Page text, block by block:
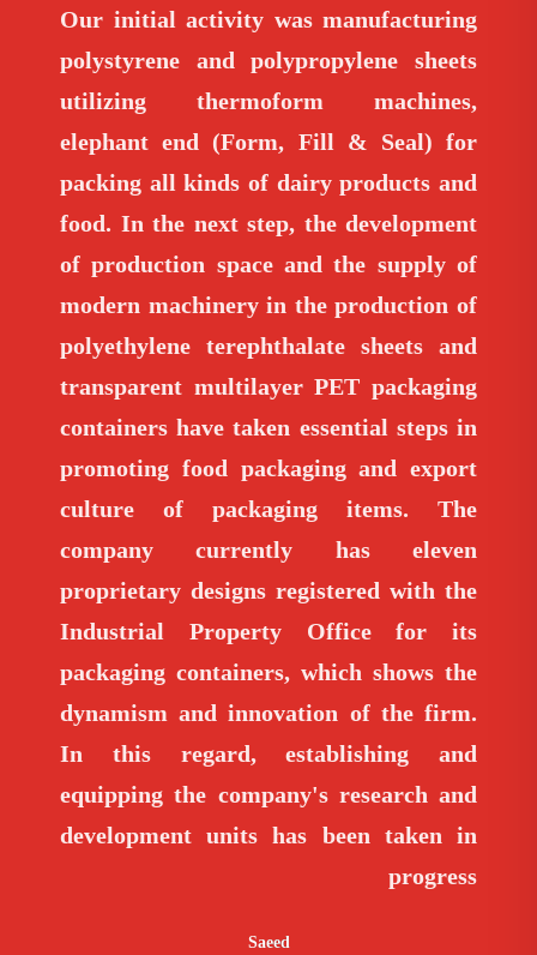
Our initial activity was manufacturing
polystyrene and polypropylene sheets
utilizing thermoform machines,
elephant end (Form, Fill & Seal) for
packing all kinds of dairy products and
food. In the next step, the development
of production space and the supply of
modern machinery in the production of
polyethylene terephthalate sheets and
transparent multilayer PET packaging
containers have taken essential steps in
promoting food packaging and export
culture of packaging items. The
company currently has eleven
proprietary designs registered with the
Industrial Property Office for its
packaging containers, which shows the
dynamism and innovation of the firm.
In this regard, establishing and
equipping the company's research and
development units has been taken in
progress
Saeed